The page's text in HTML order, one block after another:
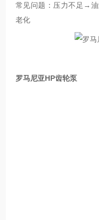
常见问题：压力不足→
老化
罗马尼亚HP齿轮泵